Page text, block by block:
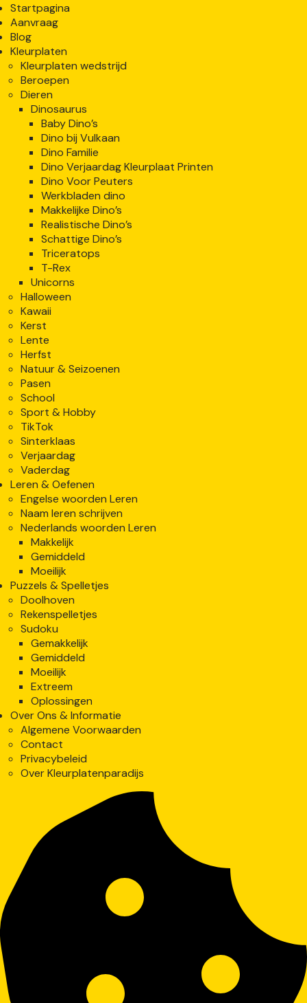
Startpagina
Aanvraag
Blog
Kleurplaten
Kleurplaten wedstrijd
Beroepen
Dieren
Dinosaurus
Baby Dino’s
Dino bij Vulkaan
Dino Familie
Dino Verjaardag Kleurplaat Printen
Dino Voor Peuters
Werkbladen dino
Makkelijke Dino’s
Realistische Dino’s
Schattige Dino’s
Triceratops
T-Rex
Unicorns
Halloween
Kawaii
Kerst
Lente
Herfst
Natuur & Seizoenen
Pasen
School
Sport & Hobby
TikTok
Sinterklaas
Verjaardag
Vaderdag
Leren & Oefenen
Engelse woorden Leren
Naam leren schrijven
Nederlands woorden Leren
Makkelijk
Gemiddeld
Moeilijk
Puzzels & Spelletjes
Doolhoven
Rekenspelletjes
Sudoku
Gemakkelijk
Gemiddeld
Moeilijk
Extreem
Oplossingen
Over Ons & Informatie
Algemene Voorwaarden
Contact
Privacybeleid
Over Kleurplatenparadijs